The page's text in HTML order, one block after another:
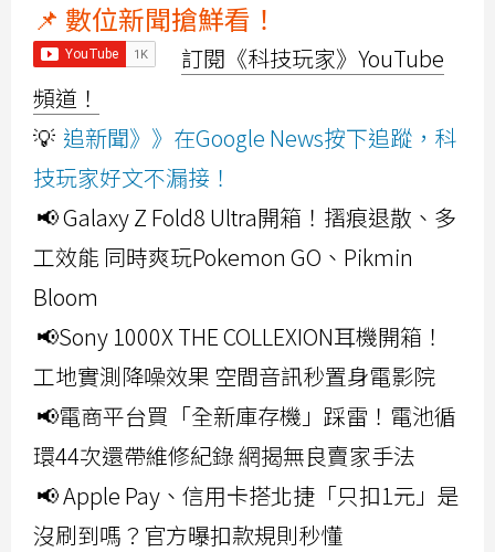
📌 數位新聞搶鮮看！
訂閱《科技玩家》YouTube
頻道！
💡 追新聞》》在Google News按下追蹤，科
技玩家好文不漏接！
📢 Galaxy Z Fold8 Ultra開箱！摺痕退散、多
工效能 同時爽玩Pokemon GO、Pikmin
Bloom
📢Sony 1000X THE COLLEXION耳機開箱！
工地實測降噪效果 空間音訊秒置身電影院
📢電商平台買「全新庫存機」踩雷！電池循
環44次還帶維修紀錄 網揭無良賣家手法
📢 Apple Pay、信用卡搭北捷「只扣1元」是
沒刷到嗎？官方曝扣款規則秒懂